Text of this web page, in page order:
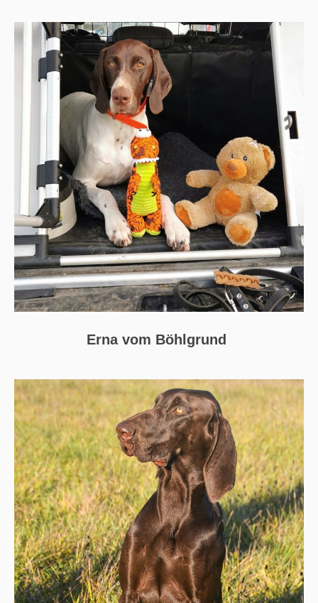
Erna vom Böhlgrund